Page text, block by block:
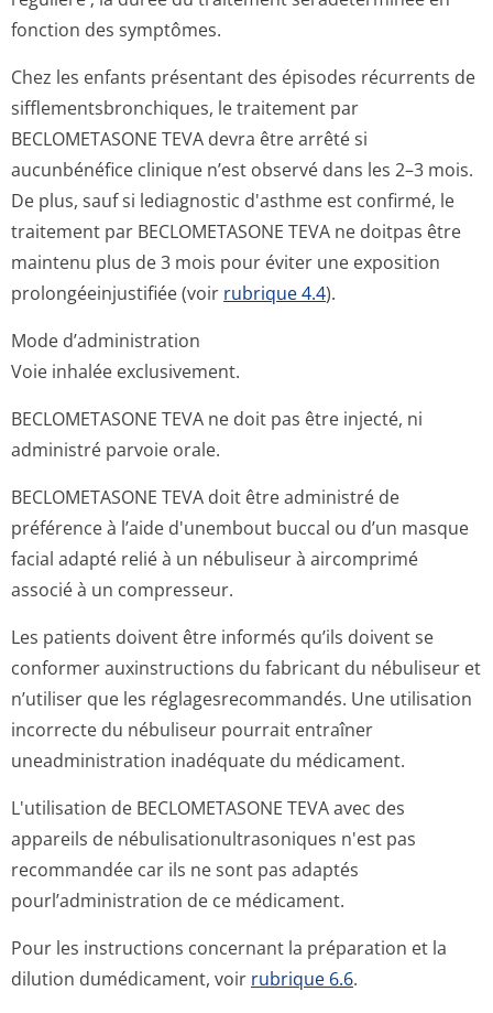
fonction des symptômes.
Chez les enfants présentant des épisodes récurrents de
sifflementsbron­chiques, le traitement par
BECLOMETASONE TEVA devra être arrêté si
aucunbénéfice clinique n’est observé dans les 2–3 mois.
De plus, sauf si lediagnostic d'asthme est confirmé, le
traitement par BECLOMETASONE TEVA ne doitpas être
maintenu plus de 3 mois pour éviter une exposition
prolongéeinjus­tifiée (voir rubrique 4.4).
Mode d’administration
Voie inhalée exclusivement.
BECLOMETASONE TEVA ne doit pas être injecté, ni
administré parvoie orale.
BECLOMETASONE TEVA doit être administré de
préférence à l’aide d'unembout buccal ou d’un masque
facial adapté relié à un nébuliseur à aircomprimé
associé à un compresseur.
Les patients doivent être informés qu’ils doivent se
conformer auxinstructions du fabricant du nébuliseur et
n’utiliser que les réglagesrecom­mandés. Une utilisation
incorrecte du nébuliseur pourrait entraîner
uneadministration inadéquate du médicament.
L'utilisation de BECLOMETASONE TEVA avec des
appareils de nébulisationul­trasoniques n'est pas
recommandée car ils ne sont pas adaptés
pourl’adminis­tration de ce médicament.
Pour les instructions concernant la préparation et la
dilution dumédicament, voir rubrique 6.6.